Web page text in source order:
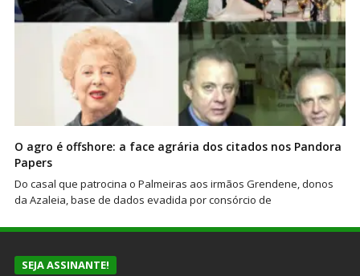
O agro é offshore: a face agrária dos citados nos Pandora
Papers
Do casal que patrocina o Palmeiras aos irmãos Grendene, donos
da Azaleia, base de dados evadida por consórcio de
SEJA ASSINANTE!